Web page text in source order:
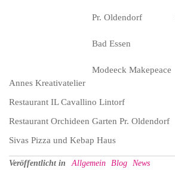
Pr. Oldendorf
Bad Essen
Modeeck Makepeace
Annes Kreativatelier
Restaurant IL Cavallino Lintorf
Restaurant Orchideen Garten Pr. Oldendorf
Sivas Pizza und Kebap Haus
Veröffentlicht in Allgemein Blog
News